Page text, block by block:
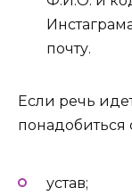
почту.
Если речь
устав;